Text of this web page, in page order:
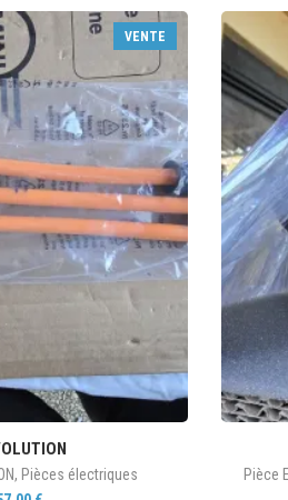
VENTE
, Pièces électriques
Pièce